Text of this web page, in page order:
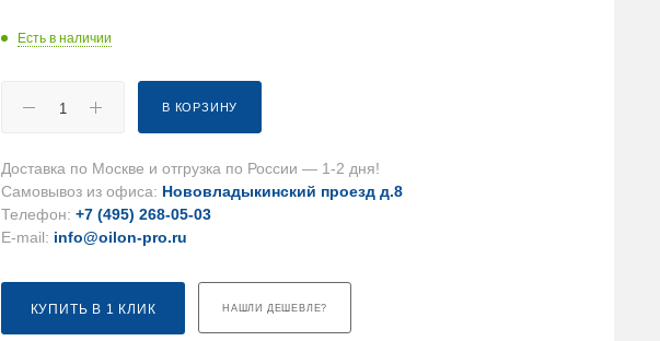
Есть в наличии
В КОРЗИНУ
Доставка по Москве и отгрузка по России — 1-2 дня!
Самовывоз из офиса: Нововладыкинский проезд д.8
Телефон:+7 (495) 268-05-03
E-mail: info@oilon-pro.ru
КУПИТЬ В 1 КЛИК НАШЛИ ДЕШЕВЛЕ?